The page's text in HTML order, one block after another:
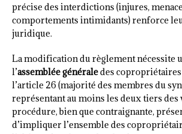
précise des interdictions (injures,
comportements intimidants) renforce
juridique.
La modification du règlement nécessite
l’assemblée généraledes
l’article 26 (majorité des membres du
représentant au moins les deux tiers des
procédure, bien que contraignante,
d’impliquer l’ensemble des